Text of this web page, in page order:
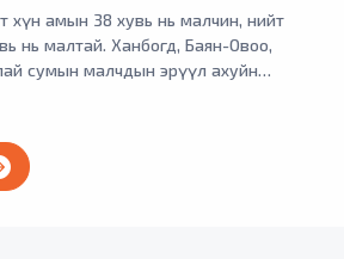
хамгаалах, танилцуулга самбар
хаваржааг ариутгаж малын ашиг
хүн амын 38 хувь нь малчин, нийт
нь малтай. Ханбогд, Баян-Овоо,
сумын малчдын эрүүл ахуйн
нь өвдсөн үедээ эмнэлгийн
өөрөө эмчилсэн, Нийт
газраас алслагдмал оршин
тусламж үйлчилгээ авч